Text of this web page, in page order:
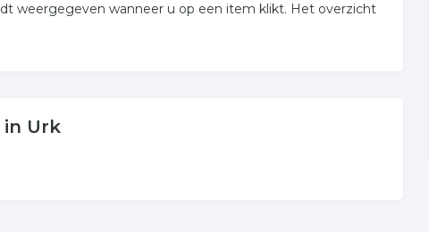
weergegeven wanneer u op een item klikt. Het overzicht
Urk